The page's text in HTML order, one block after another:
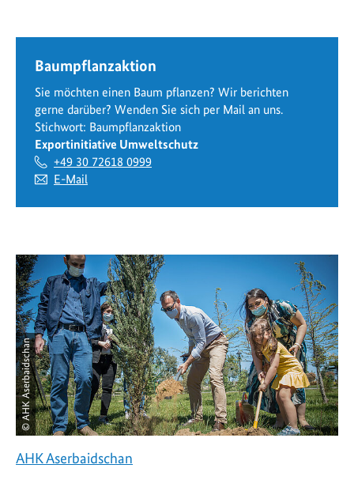
Baumpflanzaktion
Sie möchten einen Baum pflanzen? Wir berichten
gerne darüber? Wenden Sie sich per Mail an uns.
Stichwort: Baumpflanzaktion
Exportinitiative Umweltschutz
+49 30 72618 0999
E-Mail
© AHK Aserbaidschan
AHK Aserbaidschan